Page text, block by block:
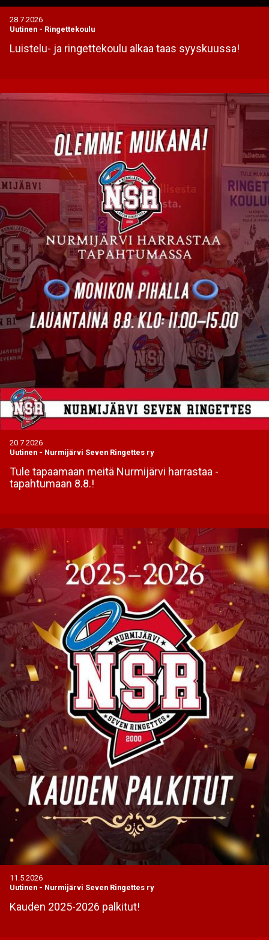
28.7.2026
Uutinen - Ringettekoulu
Luistelu- ja ringettekoulu alkaa taas syyskuussa!
20.7.2026
Uutinen - Nurmijärvi Seven Ringettes ry
Tule tapaamaan meitä Nurmijärvi harrastaa -
tapahtumaan 8.8.!
11.5.2026
Uutinen - Nurmijärvi Seven Ringettes ry
Kauden 2025-2026 palkitut!